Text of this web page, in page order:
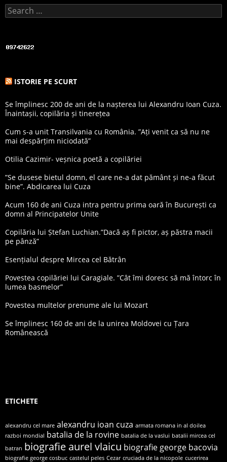
Search for:
ISTORIE PE SCURT
Se împlinesc 200 de ani de la nașterea lui Alexandru Ioan Cuza.
Înaintașii, copilăria și tinerețea
Cum s-a unit Transilvania cu România. ”Ați venit ca să nu ne
mai despărțim niciodată”
Otilia Cazimir- veșnica poetă a copilăriei
”Se dusese bietul domn, el care ne-a dat pământ și ne-a făcut
bine”. Abdicarea lui Cuza
Acum 160 de ani Cuza intra pentru prima oară în București ca
domn al Principatelor Unite
Copilăria lui Ștefan Luchian.”Dacă aș fi pictor, aș păstra macii
pe pânză”
Esențialul despre Mircea cel Bătrân
Povestea copilăriei lui Caragiale. ”Cât îmi doresc să mă întorc în
lumea basmelor”
Povestea multelor prenume ale lui Mozart
Se împlinesc 160 de ani de la unirea Moldovei cu Țara
Românească
ETICHETE
alexandru cel mare alexandru ioan cuza armata romana in al doilea
razboi mondial batalia de la rovine batalia de la vaslui batalii mircea cel
batran biografie aurel vlaicu biografie george bacovia
biografie george cosbuc castelul peles Cezar cruciada de la nicopole cucerirea